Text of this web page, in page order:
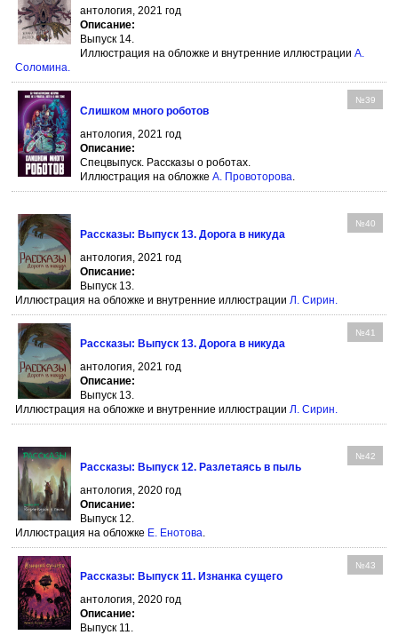
антология, 2021 год
Описание:
Выпуск 14.
Иллюстрация на обложке и внутренние иллюстрации А.
Соломина.
№39
Слишком много роботов
антология, 2021 год
Описание:
Спецвыпуск. Рассказы о роботах.
Иллюстрация на обложке А. Провоторова.
№40
Рассказы: Выпуск 13. Дорога в никуда
антология, 2021 год
Описание:
Выпуск 13.
Иллюстрация на обложке и внутренние иллюстрации Л. Сирин.
№41
Рассказы: Выпуск 13. Дорога в никуда
антология, 2021 год
Описание:
Выпуск 13.
Иллюстрация на обложке и внутренние иллюстрации Л. Сирин.
№42
Рассказы: Выпуск 12. Разлетаясь в пыль
антология, 2020 год
Описание:
Выпуск 12.
Иллюстрация на обложке Е. Енотова.
№43
Рассказы: Выпуск 11. Изнанка сущего
антология, 2020 год
Описание:
Выпуск 11.